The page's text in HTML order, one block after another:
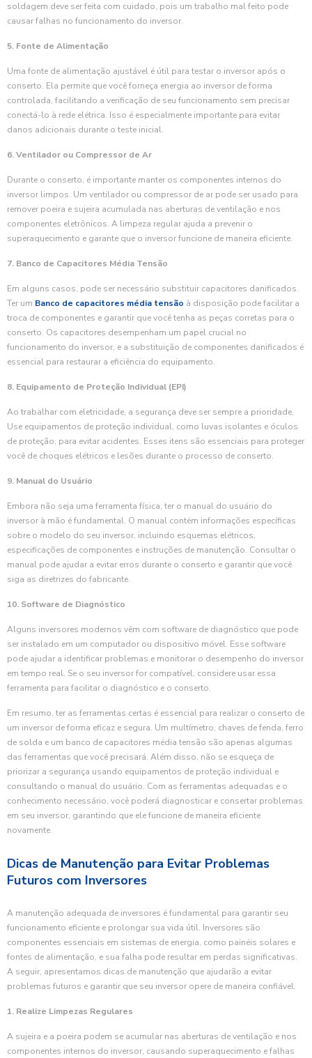
soldagem deve ser feita com cuidado, pois um trabalho mal feito pode
causar falhas no funcionamento do inversor.
5. Fonte de Alimentação
Uma fonte de alimentação ajustável é útil para testar o inversor após o
conserto. Ela permite que você forneça energia ao inversor de forma
controlada, facilitando a verificação de seu funcionamento sem precisar
conectá-lo à rede elétrica. Isso é especialmente importante para evitar
danos adicionais durante o teste inicial.
6. Ventilador ou Compressor de Ar
Durante o conserto, é importante manter os componentes internos do
inversor limpos. Um ventilador ou compressor de ar pode ser usado para
remover poeira e sujeira acumulada nas aberturas de ventilação e nos
componentes eletrônicos. A limpeza regular ajuda a prevenir o
superaquecimento e garante que o inversor funcione de maneira eficiente.
7. Banco de Capacitores Média Tensão
Em alguns casos, pode ser necessário substituir capacitores danificados.
Ter um Banco de capacitores média tensão à disposição pode facilitar a
troca de componentes e garantir que você tenha as peças corretas para o
conserto. Os capacitores desempenham um papel crucial no
funcionamento do inversor, e a substituição de componentes danificados é
essencial para restaurar a eficiência do equipamento.
8. Equipamento de Proteção Individual (EPI)
Ao trabalhar com eletricidade, a segurança deve ser sempre a prioridade.
Use equipamentos de proteção individual, como luvas isolantes e óculos
de proteção, para evitar acidentes. Esses itens são essenciais para proteger
você de choques elétricos e lesões durante o processo de conserto.
9. Manual do Usuário
Embora não seja uma ferramenta física, ter o manual do usuário do
inversor à mão é fundamental. O manual contém informações específicas
sobre o modelo do seu inversor, incluindo esquemas elétricos,
especificações de componentes e instruções de manutenção. Consultar o
manual pode ajudar a evitar erros durante o conserto e garantir que você
siga as diretrizes do fabricante.
10. Software de Diagnóstico
Alguns inversores modernos vêm com software de diagnóstico que pode
ser instalado em um computador ou dispositivo móvel. Esse software
pode ajudar a identificar problemas e monitorar o desempenho do inversor
em tempo real. Se o seu inversor for compatível, considere usar essa
ferramenta para facilitar o diagnóstico e o conserto.
Em resumo, ter as ferramentas certas é essencial para realizar o conserto de
um inversor de forma eficaz e segura. Um multímetro, chaves de fenda, ferro
de solda e um banco de capacitores média tensão são apenas algumas
das ferramentas que você precisará. Além disso, não se esqueça de
priorizar a segurança usando equipamentos de proteção individual e
consultando o manual do usuário. Com as ferramentas adequadas e o
conhecimento necessário, você poderá diagnosticar e consertar problemas
em seu inversor, garantindo que ele funcione de maneira eficiente
novamente.
Dicas de Manutenção para Evitar Problemas
Futuros com Inversores
A manutenção adequada de inversores é fundamental para garantir seu
funcionamento eficiente e prolongar sua vida útil. Inversores são
componentes essenciais em sistemas de energia, como painéis solares e
fontes de alimentação, e sua falha pode resultar em perdas significativas.
A seguir, apresentamos dicas de manutenção que ajudarão a evitar
problemas futuros e garantir que seu inversor opere de maneira confiável.
1. Realize Limpezas Regulares
A sujeira e a poeira podem se acumular nas aberturas de ventilação e nos
componentes internos do inversor, causando superaquecimento e falhas